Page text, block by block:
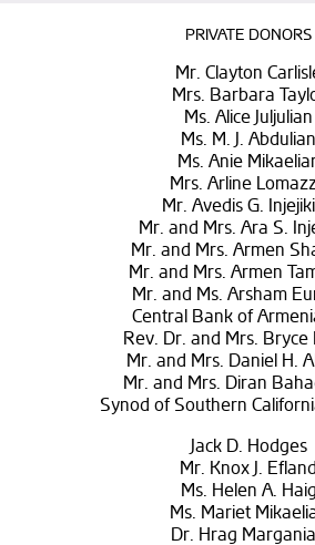
PRIVATE DONORS
Mr. Clayton
Mrs. Barbara
Ms. Alice Juljulian
Ms. M. J. Abdulian
Ms. Anie
Mrs. Arline
Mr. Avedis G.
Mr. and Mrs. Ara S.
Mr. and Mrs. Armen
Mr. and Mrs. Armen
Mr. and Ms. Arsham
Central Bank of
Rev. Dr. and Mrs. Bryce
Mr. and Mrs. Daniel H.
Mr. and Mrs. Diran
Synod of Southern
Jack D. Hodges
Mr. Knox J. Efland
Ms. Helen A. Haig
Ms. Mariet
Dr. Hrag